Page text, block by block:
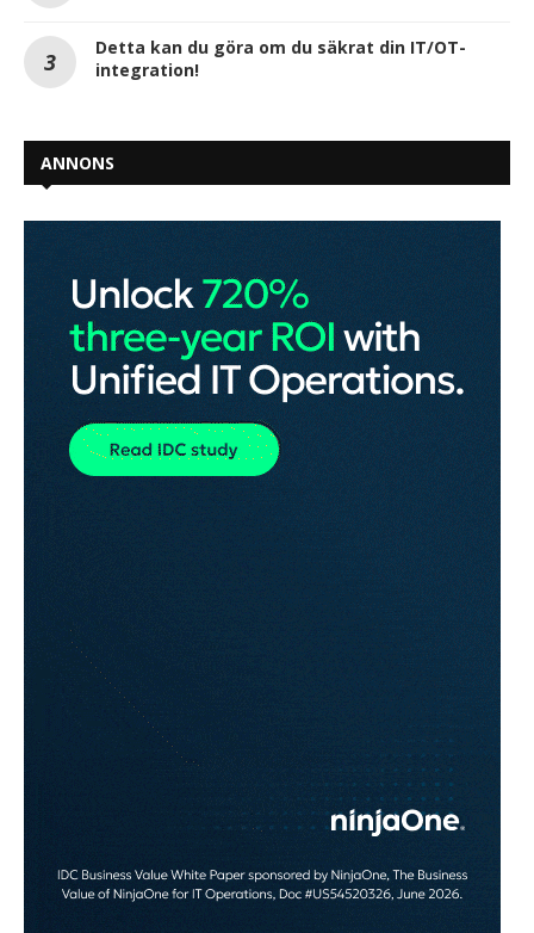
Detta kan du göra om du säkrat din IT/OT-
integration!
ANNONS